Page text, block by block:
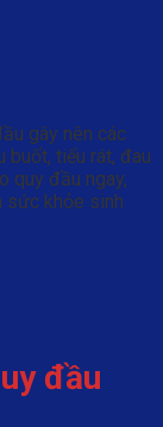
gây nên các
tiểu rát, đau
quy đầu ngay,
sức khỏe sinh
đầu